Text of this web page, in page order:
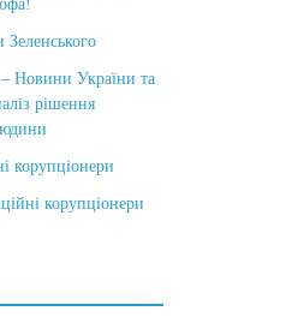
Зеленського
– Новини України та
рішення
корупціонери
корупціонери